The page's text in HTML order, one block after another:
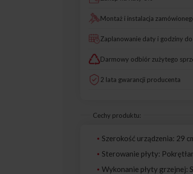
Montaż i instalacja
Zaplanowanie daty i godziny
Darmowy odbiór zużytego
2 lata gwarancji producenta
Cechy produktu:
Szerokość urządzenia: 29
Sterowanie płyty:
Wykonanie płyty grzejnej: